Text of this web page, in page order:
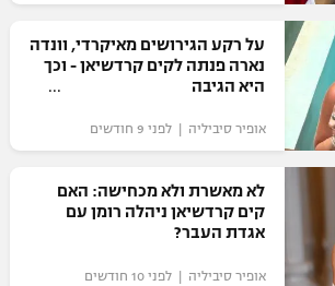
על רקע הגירושים מאיקרדי, וונדה
נארה פנתה לקים קרדשיאן - וכך
היא הגיבה
אופיר סיביליה | לפני 9 חודשים
לא מאשרת ולא מכחישה: האם
קים קרדשיאן ניהלה רומן עם
אגדת העבר?
אופיר סיביליה | לפני 10 חודשים